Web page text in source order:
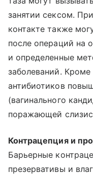
занятии сексом.
контакте также
после операций на
и определенные
заболеваний.
антибиотиков
(вагинального
поражающей
Контрацепция и
Барьерные
презервативы и